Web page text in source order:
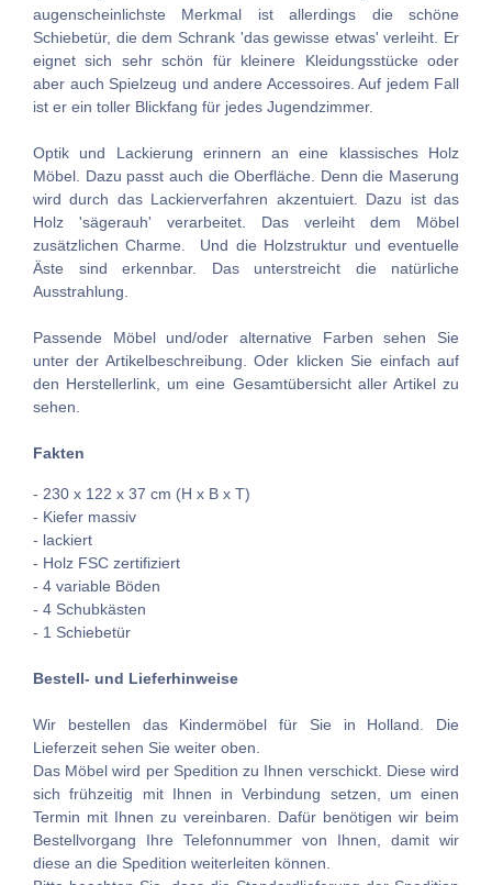
augenscheinlichste Merkmal ist allerdings die schöne
Schiebetür, die dem Schrank 'das gewisse etwas' verleiht. Er
eignet sich sehr schön für kleinere Kleidungsstücke oder
aber auch Spielzeug und andere Accessoires. Auf jedem Fall
ist er ein toller Blickfang für jedes Jugendzimmer.
Optik und Lackierung erinnern an eine klassisches Holz
Möbel. Dazu passt auch die Oberfläche. Denn die Maserung
wird durch das Lackierverfahren akzentuiert. Dazu ist das
Holz 'sägerauh' verarbeitet. Das verleiht dem Möbel
zusätzlichen Charme. Und die Holzstruktur und eventuelle
Äste sind erkennbar. Das unterstreicht die natürliche
Ausstrahlung.
Passende Möbel und/oder alternative Farben sehen Sie
unter der Artikelbeschreibung. Oder klicken Sie einfach auf
den Herstellerlink, um eine Gesamtübersicht aller Artikel zu
sehen.
Fakten
- 230 x 122 x 37 cm (H x B x T)
- Kiefer massiv
- lackiert
- Holz FSC zertifiziert
- 4 variable Böden
- 4 Schubkästen
- 1 Schiebetür
Bestell- und Lieferhinweise
Wir bestellen das Kindermöbel für Sie in Holland. Die
Lieferzeit sehen Sie weiter oben.
Das Möbel wird per Spedition zu Ihnen verschickt. Diese wird
sich frühzeitig mit Ihnen in Verbindung setzen, um einen
Termin mit Ihnen zu vereinbaren. Dafür benötigen wir beim
Bestellvorgang Ihre Telefonnummer von Ihnen, damit wir
diese an die Spedition weiterleiten können.